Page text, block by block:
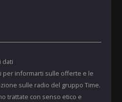
dati
per informarti sulle offerte e le
sulle radio del gruppo Time.
trattate con senso etico e